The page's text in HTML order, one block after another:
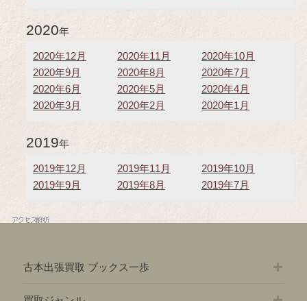
2020年
2020年12月 2020年11月
2020年10月
2020年9月
2020年8月
2020年7月
2020年6月
2020年5月
2020年4月
2020年3月
2020年2月 2020年1月
2019年
2019年12月 2019年11月
2019年10月
2019年9月
2019年8月 2019年7月
古本出張買取 ブックス一歩